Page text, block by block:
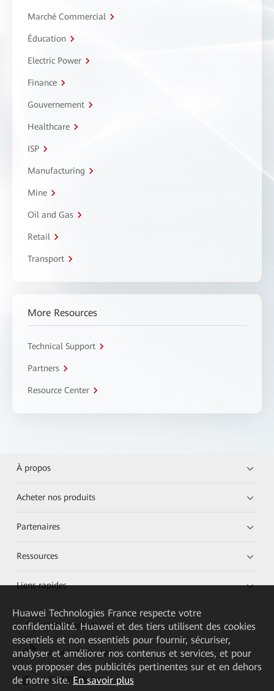
Marché Commercial
Éducation
Electric Power
Finance
Gouvernement
Healthcare
ISP
Manufacturing
Mine
Oil and Gas
Retail
Transport
More Resources
Technical Support
Partners
Resource Center
À propos
Acheter nos produits
Partenaires
Ressources
Liens rapides
HUAWEI eKit App
Huawei HiKnow App
HUAWEI eFly App
Huawei Technologies France respecte votre
confidentialité. Huawei et des tiers utilisent des cookies
essentiels et non essentiels pour fournir, sécuriser,
analyser et améliorer nos contenus et services, et pour
vous proposer des publicités pertinentes sur et en dehors
de notre site. En savoir plus